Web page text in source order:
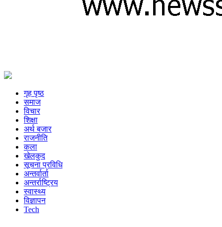
गृह पृष्ठ
समाज
विचार
शिक्षा
अर्थ बजार
राजनीति
कला
खेलकुद
सूचना प्रविधि
अन्तर्वार्ता
अन्तर्राष्ट्रिय
स्वास्थ्य
विज्ञापन
Tech